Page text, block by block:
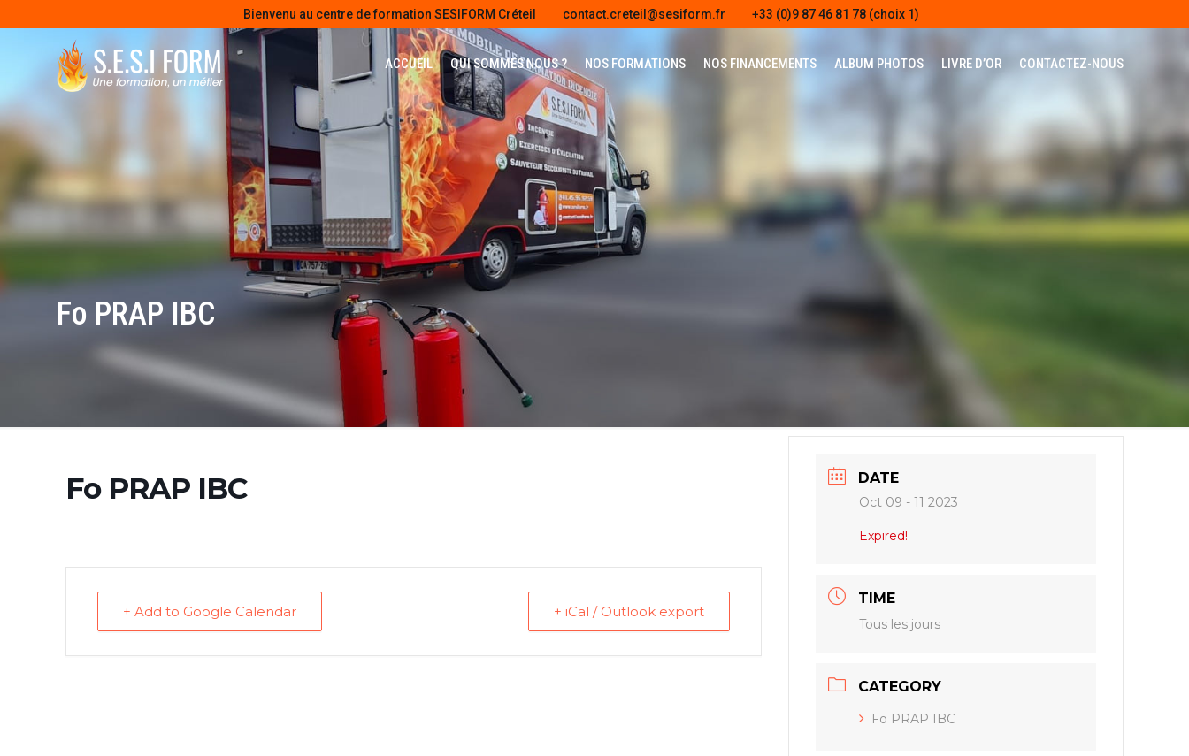
Bienvenu au centre de formation SESIFORM Créteil contact.creteil@sesiform.fr +33 (0)9 87 46 81 78 (choix 1)
ACCUEIL QUI SOMMES NOUS ? NOS FORMATIONS NOS FINANCEMENTS ALBUM PHOTOS LIVRE D’OR CONTACTEZ-NOUS
Fo PRAP IBC
Fo PRAP IBC
+ Add to Google Calendar + iCal / Outlook export
DATE
Oct 09 - 11 2023
Expired!
TIME
Tous les jours
CATEGORY
Fo PRAP IBC